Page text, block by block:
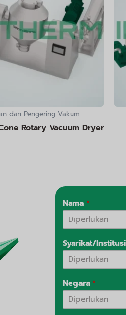
dan Pengering Vakum
Rotary Vacuum Dryer
Nama *
Syarikat/Institusi
Negara *